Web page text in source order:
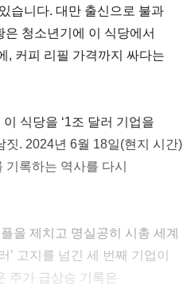
습니다. 대만 출신으로 불과
청소년기에 이 식당에서
, 커피 리필 가격까지 싸다는
식당을 ‘1조 달러 기업을
짓. 2024년 6월 18일(현지 시간)
록하는 역사를 다시
을 제치고 명실공히 시총 세계
고지를 넘긴 세 번째 기업이
주가 급상승 기록은